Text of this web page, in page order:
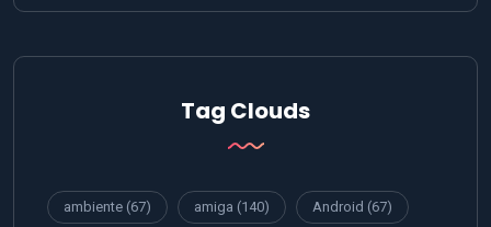
Tag Clouds
ambiente (67) amiga (140) Android (67)